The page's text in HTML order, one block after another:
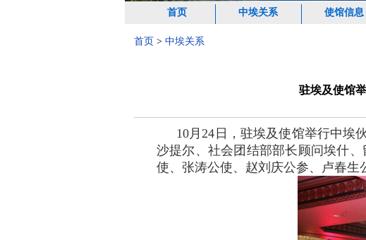
首页 中埃关系 使馆信息
首页 > 中埃关系
驻埃及使馆
10月24日，驻埃及使馆举行中埃
沙提尔、社会团结部部长顾问埃什
使、张涛公使、赵刘庆公参、卢春生